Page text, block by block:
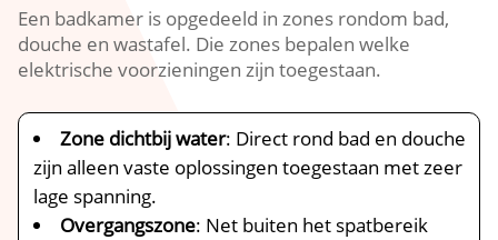
Een badkamer is opgedeeld in zones rondom bad,
douche en wastafel.​ Die zones bepalen welke
elektrische voorzieningen zijn toegestaan.​
Zone dichtbij water: Direct rond bad en douche
zijn alleen vaste oplossingen toegestaan met zeer
lage spanning.​
Overgangszone: Net buiten het spatbereik